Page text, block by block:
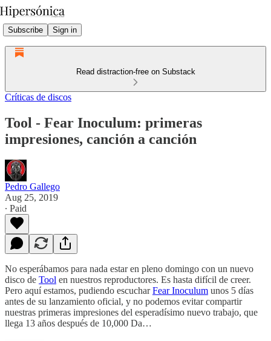
Subscribe Sign in
Read distraction-free on Substack
Críticas de discos
Tool - Fear Inoculum: primeras
impresiones, canción a canción
Pedro Gallego
Aug 25, 2019
∙ Paid
No esperábamos para nada estar en pleno domingo con un nuevo
disco de Tool en nuestros reproductores. Es hasta difícil de creer.
Pero aquí estamos, pudiendo escucharFear Inoculum unos 5 días
antes de su lanzamiento oficial, y no podemos evitar compartir
nuestras primeras impresiones del esperadísimo nuevo trabajo, que
llega 13 años después de 10,000 Da…